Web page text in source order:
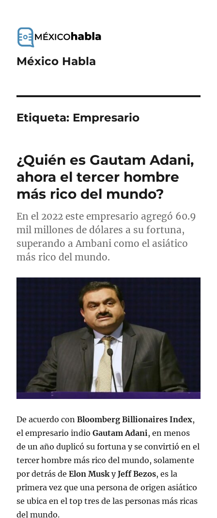
México Habla
Etiqueta: Empresario
¿Quién es Gautam Adani,
ahora el tercer hombre
más rico del mundo?
En el 2022 este empresario agregó 60.9
mil millones de dólares a su fortuna,
superando a Ambani como el asiático
más rico del mundo.
De acuerdo conBloomberg Billionaires Index,
el empresario indioGautam Adani , en menos
de un año duplicó su fortuna y se convirtió en el
tercer hombre más rico del mundo, solamente
por detrás deElon MuskyJeff Bezos, es la
primera vez que una persona de origen asiático
se ubica en el top tres de las personas más ricas
del mundo.